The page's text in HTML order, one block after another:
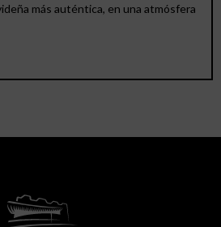
más auténtica, en una atmósfera